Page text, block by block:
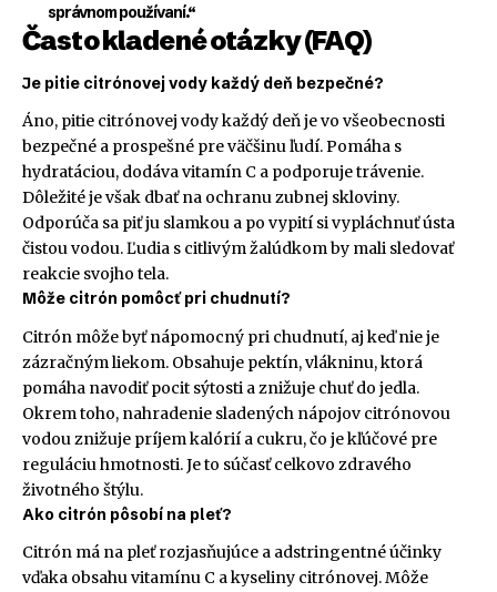
správnom používaní.“
Často kladené otázky (FAQ)
Je pitie citrónovej vody každý deň bezpečné?
Áno, pitie citrónovej vody každý deň je vo všeobecnosti
bezpečné a prospešné pre väčšinu ľudí. Pomáha s
hydratáciou, dodáva vitamín C a podporuje trávenie.
Dôležité je však dbať na ochranu zubnej skloviny.
Odporúča sa piť ju slamkou a po vypití si vypláchnuť ústa
čistou vodou. Ľudia s citlivým žalúdkom by mali sledovať
reakcie svojho tela.
Môže citrón pomôcť pri chudnutí?
Citrón môže byť nápomocný pri chudnutí, aj keď nie je
zázračným liekom. Obsahuje pektín, vlákninu, ktorá
pomáha navodiť pocit sýtosti a znižuje chuť do jedla.
Okrem toho, nahradenie sladených nápojov citrónovou
vodou znižuje príjem kalórií a cukru, čo je kľúčové pre
reguláciu hmotnosti. Je to súčasť celkovo zdravého
životného štýlu.
Ako citrón pôsobí na pleť?
Citrón má na pleť rozjasňujúce a adstringentné účinky
vďaka obsahu vitamínu C a kyseliny citrónovej. Môže